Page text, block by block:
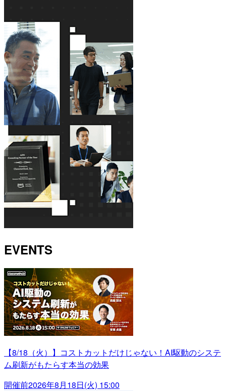
EVENTS
【8/18（火）】コストカットだけじゃない！AI駆動のシステ
ム刷新がもたらす本当の効果
開催前2026年8月18日(火) 15:00